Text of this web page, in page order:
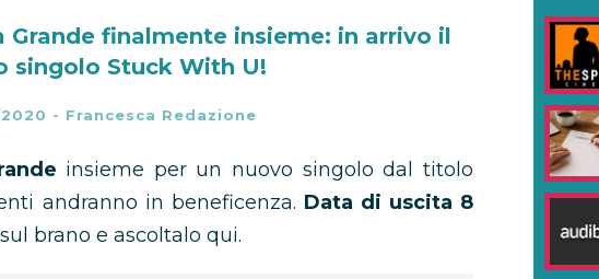
Grande finalmente insieme: in arrivo il
singolo Stuck With U!
- Francesca Redazione
insieme per un nuovo singolo dal titolo
andranno in beneficenza. Data di uscita 8
brano e ascoltalo qui.